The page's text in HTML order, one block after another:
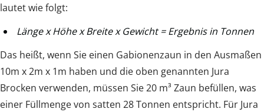
lautet wie folgt:
Länge x Höhe x Breite x Gewicht = Ergebnis in Tonnen
Das heißt, wenn Sie einen Gabionenzaun in den Ausmaßen
10m x 2m x 1m haben und die oben genannten Jura
Brocken verwenden, müssen Sie 20 m³ Zaun befüllen, was
einer Füllmenge von satten 28 Tonnen entspricht. Für Jura